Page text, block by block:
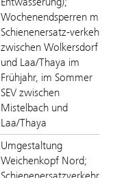
Wochenendsperren mit
Schienenersatz-verkehr
zwischen Wolkersdorf
und Laa/Thaya im
Frühjahr, im Sommer
SEV zwischen
Mistelbach und
Laa/Thaya
Umgestaltung
Weichenkopf Nord;